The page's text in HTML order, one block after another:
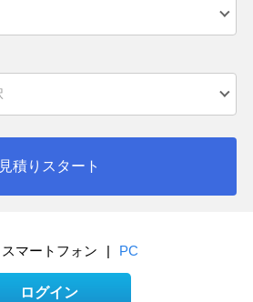
見積りスタート
スマートフォン | PC
ログイン